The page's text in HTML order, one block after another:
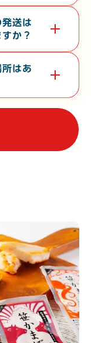
の温度帯によっ
ドをご確認くだ
送は
か？
（のし）の対応
はあ
が、不定期で上
事等の情報は、